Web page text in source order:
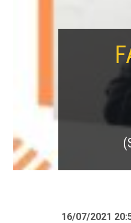
16/07/2021